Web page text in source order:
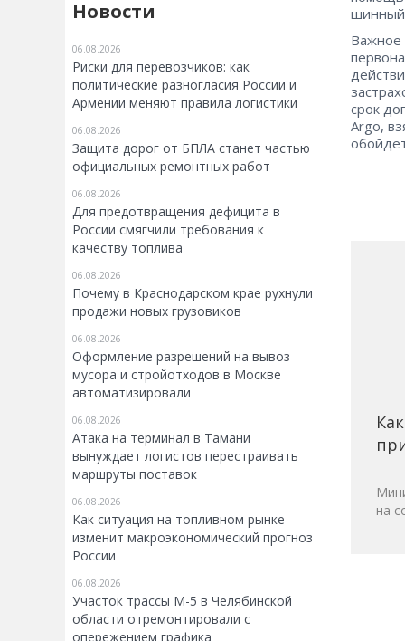
Новости
06.08.2026
Риски для перевозчиков: как
политические разногласия России и
Армении меняют правила логистики
06.08.2026
Защита дорог от БПЛА станет частью
официальных ремонтных работ
06.08.2026
Для предотвращения дефицита в
России смягчили требования к
качеству топлива
06.08.2026
Почему в Краснодарском крае рухнули
продажи новых грузовиков
06.08.2026
Оформление разрешений на вывоз
мусора и стройотходов в Москве
автоматизировали
06.08.2026
Атака на терминал в Тамани
вынуждает логистов перестраивать
маршруты поставок
06.08.2026
Как ситуация на топливном рынке
изменит макроэкономический прогноз
России
06.08.2026
Участок трассы М-5 в Челябинской
области отремонтировали с
опережением графика
шинный
Важное
срок
Argo,
на